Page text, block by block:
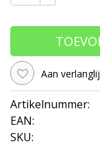
Aan
Artikelnummer:
EAN:
SKU: